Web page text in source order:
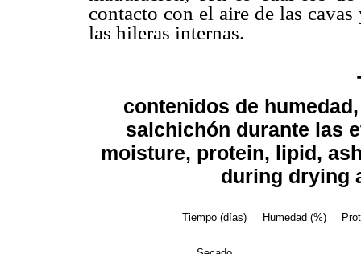
contacto con el aire de las
las hileras internas.
contenidos de
salchichón durante las
moisture, protein, lipid,
during drying
Tiempo (días) Humedad (%)